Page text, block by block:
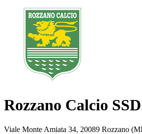
Rozzano Calcio
Viale Monte Amiata 34, 20089 Rozzano